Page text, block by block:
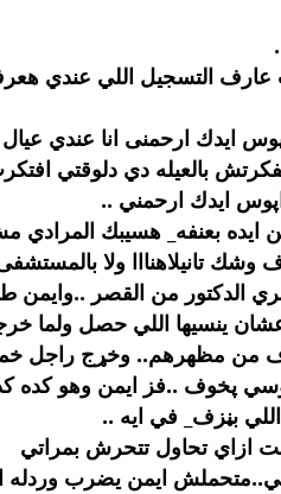
عارف التسجيل اللي عندي
اپوس ايدك ارحمنى انا عندي
بالعيله دي دلوقتي
اپوس ايدك ارحمني ..
ايده بعنفه_ هسيبك
وشك تانيلاهنااا ولا
الدكتور من القصر ..وايمن
ينسيها اللي حصل ولما
من مظهرهم.. وخړج راجل
پخوف ..فز ايمن وهو كده
بڼزف_ في ايه ..
ازاي تحاول تتحرش بمراتي
ايمن يضرب وردله